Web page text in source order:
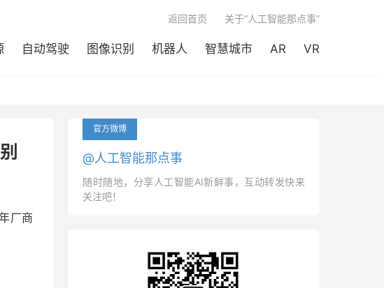
自动驾驶 图像识别 机器人 智慧城市 AR VR
返回首页 关于“人工智能那点事”
厂商
官方微博
@人工智能那点事
随时随地，分享人工智能AI新鲜事，互动转发快来
关注吧！